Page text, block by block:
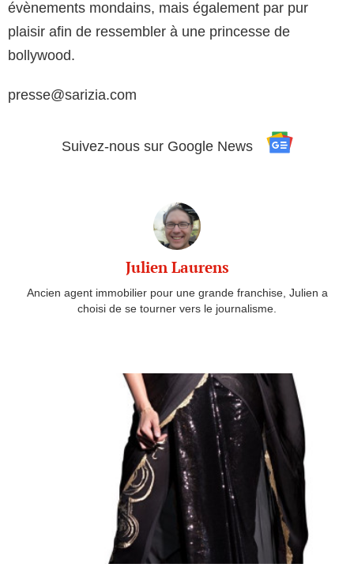
évènements mondains, mais également par pur
plaisir afin de ressembler à une princesse de
bollywood.
presse@sarizia.com
Suivez-nous sur Google News
Julien Laurens
Ancien agent immobilier pour une grande franchise, Julien a
choisi de se tourner vers le journalisme.